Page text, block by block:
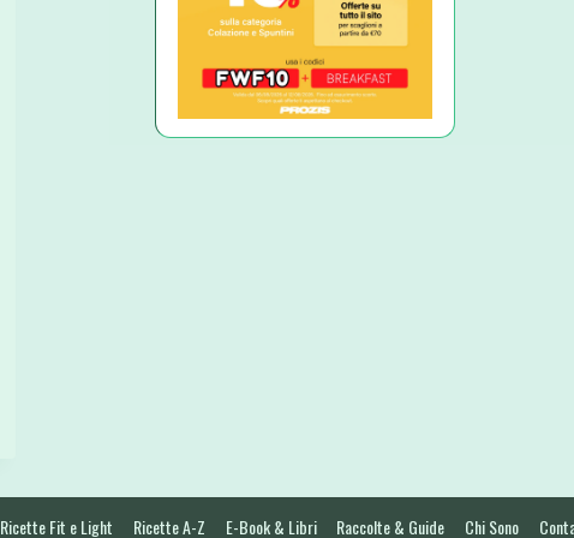
Ricette Fit e Light Ricette A-Z E-Book & Libri Raccolte & Guide Chi Sono